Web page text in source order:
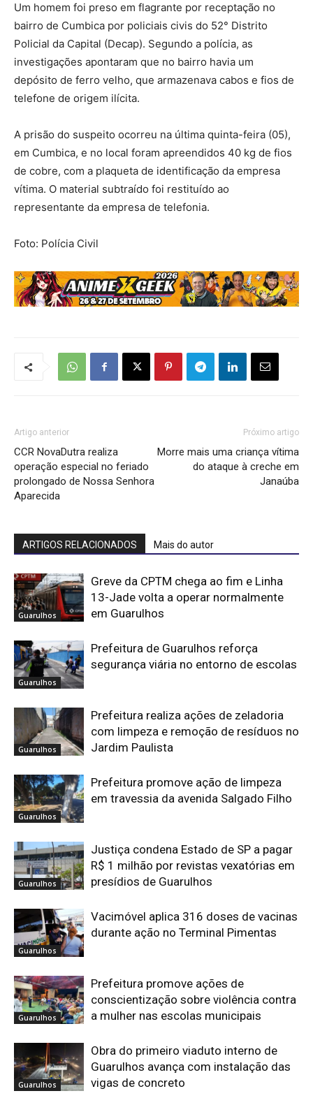
Um homem foi preso em flagrante por receptação no
bairro de Cumbica por policiais civis do 52° Distrito
Policial da Capital (Decap). Segundo a polícia, as
investigações apontaram que no bairro havia um
depósito de ferro velho, que armazenava cabos e fios de
telefone de origem ilícita.
A prisão do suspeito ocorreu na última quinta-feira (05),
em Cumbica, e no local foram apreendidos 40 kg de fios
de cobre, com a plaqueta de identificação da empresa
vítima. O material subtraído foi restituído ao
representante da empresa de telefonia.
Foto: Polícia Civil
Artigo anterior
CCR NovaDutra realiza
operação especial no feriado
prolongado de Nossa Senhora
Aparecida
Próximo artigo
Morre mais uma criança vítima
do ataque à creche em
Janaúba
ARTIGOS RELACIONADOS Mais do autor
Guarulhos
Greve da CPTM chega ao fim e Linha
13-Jade volta a operar normalmente
em Guarulhos
Guarulhos
Prefeitura de Guarulhos reforça
segurança viária no entorno de escolas
Guarulhos
Prefeitura realiza ações de zeladoria
com limpeza e remoção de resíduos no
Jardim Paulista
Guarulhos
Prefeitura promove ação de limpeza
em travessia da avenida Salgado Filho
Guarulhos
Justiça condena Estado de SP a pagar
R$ 1 milhão por revistas vexatórias em
presídios de Guarulhos
Guarulhos
Vacimóvel aplica 316 doses de vacinas
durante ação no Terminal Pimentas
Guarulhos
Prefeitura promove ações de
conscientização sobre violência contra
a mulher nas escolas municipais
Guarulhos
Obra do primeiro viaduto interno de
Guarulhos avança com instalação das
vigas de concreto